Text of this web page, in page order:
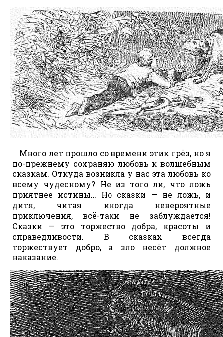
Много лет прошло со времени этих грёз, но я
по-прежнему сохраняю любовь к волшебным
сказкам. Откуда возникла у нас эта любовь ко
всему чудесному? Не из того ли, что ложь
приятнее истины… Но сказки — не ложь, и
дитя, читая иногда невероятные
приключения, всё-таки не заблуждается!
Сказки — это торжество добра, красоты и
справедливости. В сказках всегда
торжествует добро, а зло несёт должное
наказание.